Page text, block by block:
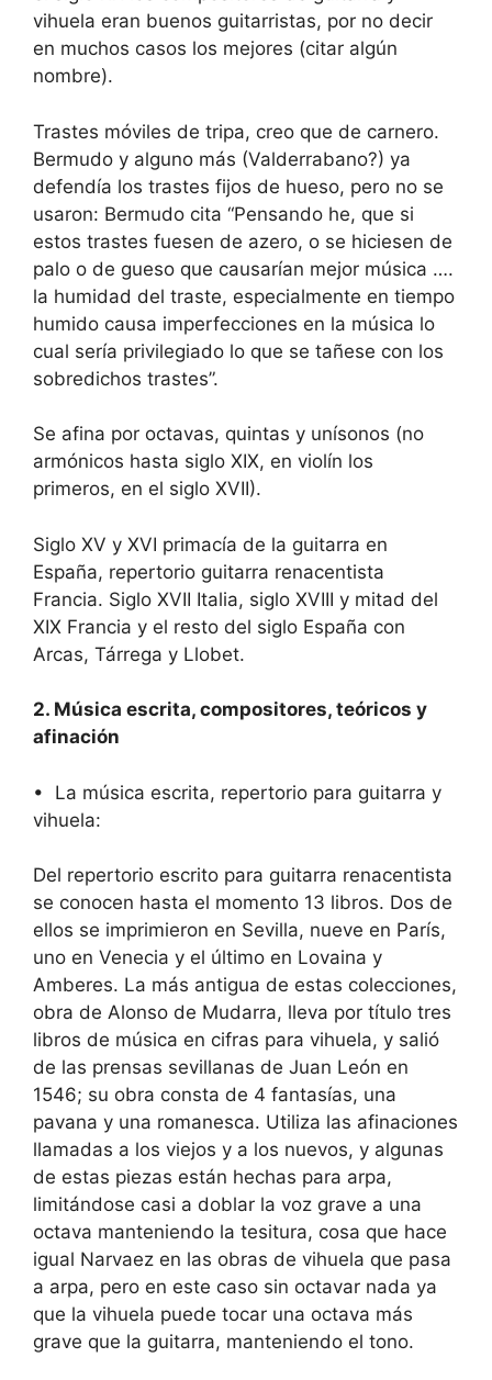
vihuela eran buenos guitarristas, por no decir
en muchos casos los mejores (citar algún
nombre).
Trastes móviles de tripa, creo que de carnero.
Bermudo y alguno más (Valderrabano?) ya
defendía los trastes fijos de hueso, pero no se
usaron: Bermudo cita “Pensando he, que si
estos trastes fuesen de azero, o se hiciesen de
palo o de gueso que causarían mejor música ….
la humidad del traste, especialmente en tiempo
humido causa imperfecciones en la música lo
cual sería privilegiado lo que se tañese con los
sobredichos trastes”.
Se afina por octavas, quintas y unísonos (no
armónicos hasta siglo XIX, en violín los
primeros, en el siglo XVII).
Siglo XV y XVI primacía de la guitarra en
España, repertorio guitarra renacentista
Francia. Siglo XVII Italia, siglo XVIII y mitad del
XIX Francia y el resto del siglo España con
Arcas, Tárrega y Llobet.
2. Música escrita, compositores, teóricos y
afinación
• La música escrita, repertorio para guitarra y
vihuela:
Del repertorio escrito para guitarra renacentista
se conocen hasta el momento 13 libros. Dos de
ellos se imprimieron en Sevilla, nueve en París,
uno en Venecia y el último en Lovaina y
Amberes. La más antigua de estas colecciones,
obra de Alonso de Mudarra, lleva por título tres
libros de música en cifras para vihuela, y salió
de las prensas sevillanas de Juan León en
1546; su obra consta de 4 fantasías, una
pavana y una romanesca. Utiliza las afinaciones
llamadas a los viejos y a los nuevos, y algunas
de estas piezas están hechas para arpa,
limitándose casi a doblar la voz grave a una
octava manteniendo la tesitura, cosa que hace
igual Narvaez en las obras de vihuela que pasa
a arpa, pero en este caso sin octavar nada ya
que la vihuela puede tocar una octava más
grave que la guitarra, manteniendo el tono.